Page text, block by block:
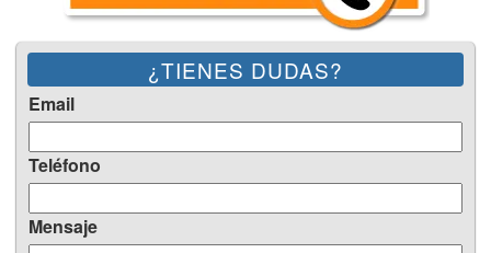
¿TIENES DUDAS?
Email
Teléfono
Mensaje